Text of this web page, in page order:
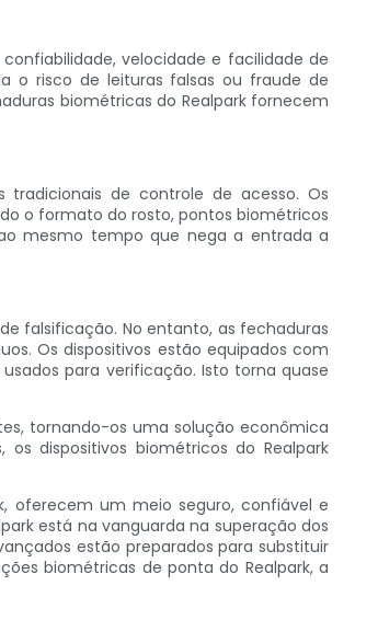
velocidade e facilidade de
o risco de leituras falsas ou fraude de
biométricas do Realpark fornecem
de controle de acesso. Os
o formato do rosto, pontos biométricos
mesmo tempo que nega a entrada a
falsificação. No entanto, as fechaduras
Os dispositivos estão equipados com
​​para verificação. Isto torna quase
tornando-os uma solução econômica
dispositivos biométricos do Realpark
oferecem um meio seguro, confiável e
está na vanguarda na superação dos
estão preparados para substituir
biométricas de ponta do Realpark, a